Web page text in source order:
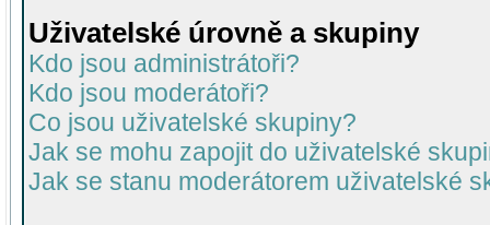
Uživatelské úrovně a skupiny
Kdo jsou administrátoři?
Kdo jsou moderátoři?
Co jsou uživatelské skupiny?
Jak se mohu zapojit do uživatelské
Jak se stanu moderátorem uživatelské